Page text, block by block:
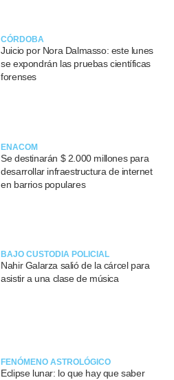
CÓRDOBA
Juicio por Nora Dalmasso: este lunes
se expondrán las pruebas científicas
forenses
ENACOM
Se destinarán $ 2.000 millones para
desarrollar infraestructura de internet
en barrios populares
BAJO CUSTODIA POLICIAL
Nahir Galarza salió de la cárcel para
asistir a una clase de música
FENÓMENO ASTROLÓGICO
Eclipse lunar: lo que hay que saber